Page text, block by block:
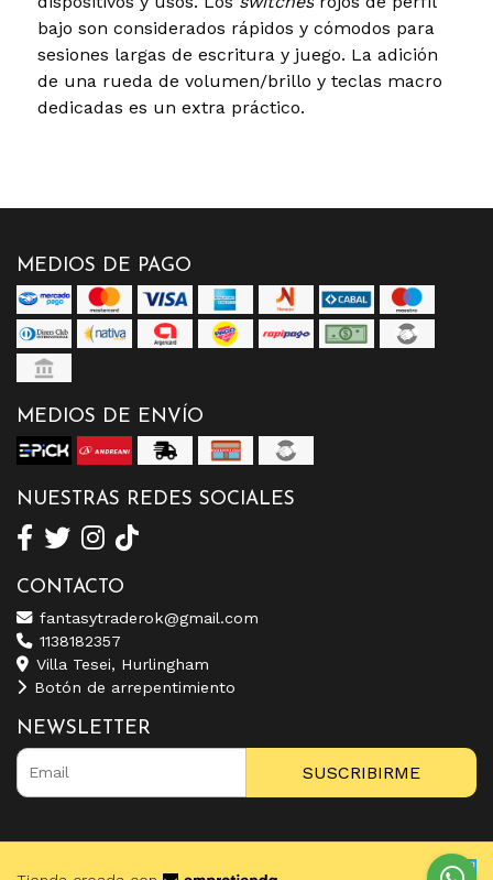
bajo son considerados rápidos y cómodos para
sesiones largas de escritura y juego. La adición
de una rueda de volumen/brillo y teclas macro
dedicadas es un extra práctico.
MEDIOS DE PAGO
MEDIOS DE ENVÍO
NUESTRAS REDES SOCIALES
CONTACTO
fantasytraderok@gmail.com
1138182357
Villa Tesei, Hurlingham
Botón de arrepentimiento
NEWSLETTER
SUSCRIBIRME